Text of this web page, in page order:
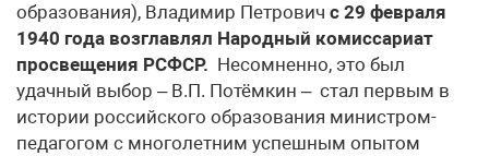
образования), Владимир Петрович с 29 февраля
1940 года возглавлял Народный комиссариат
просвещения РСФСР. Несомненно, это был
удачный выбор – В.П. Потёмкин – стал первым в
истории российского образования министром-
педагогом с многолетним успешным опытом